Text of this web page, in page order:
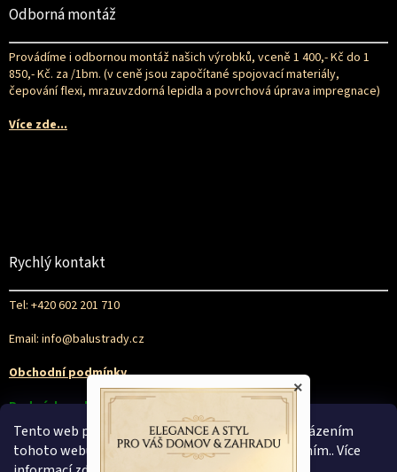
Tento web používá soubory cookie. Dalším procházením
tohoto webu vyjadřujete souhlas s jejich používáním.. Více
Odborná montáž
Provádíme i odbornou montáž našich výrobků, vceně 1 400,- Kč do 1
850,- Kč. za /1bm. (v ceně jsou započítané spojovací materiály,
čepování flexi, mrazuvzdorná lepidla a povrchová úprava impregnace)
Více zde...
Rychlý kontakt
Tel: +420 602 201 710
Email: info@balustrady.cz
Obchodní podmínky
Podmínky ochrany osobních údajů
×